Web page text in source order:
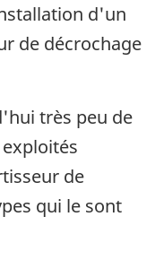
d'un
de décrochage
très peu de
de
qui le sont